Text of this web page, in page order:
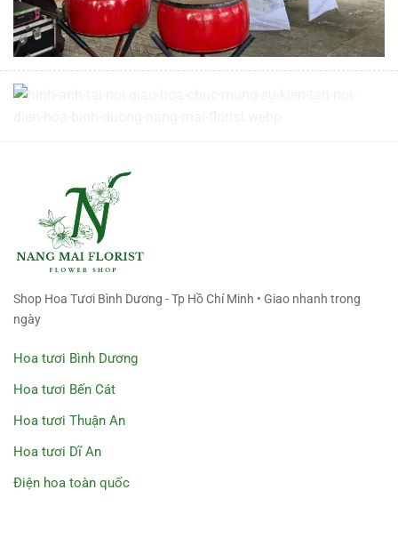
Shop Hoa Tươi Bình Dương - Tp Hồ Chí Minh • Giao nhanh trong
ngày
Hoa tươi Bình Dương
Hoa tươi Bến Cát
Hoa tươi Thuận An
Hoa tươi Dĩ An
Điện hoa toàn quốc